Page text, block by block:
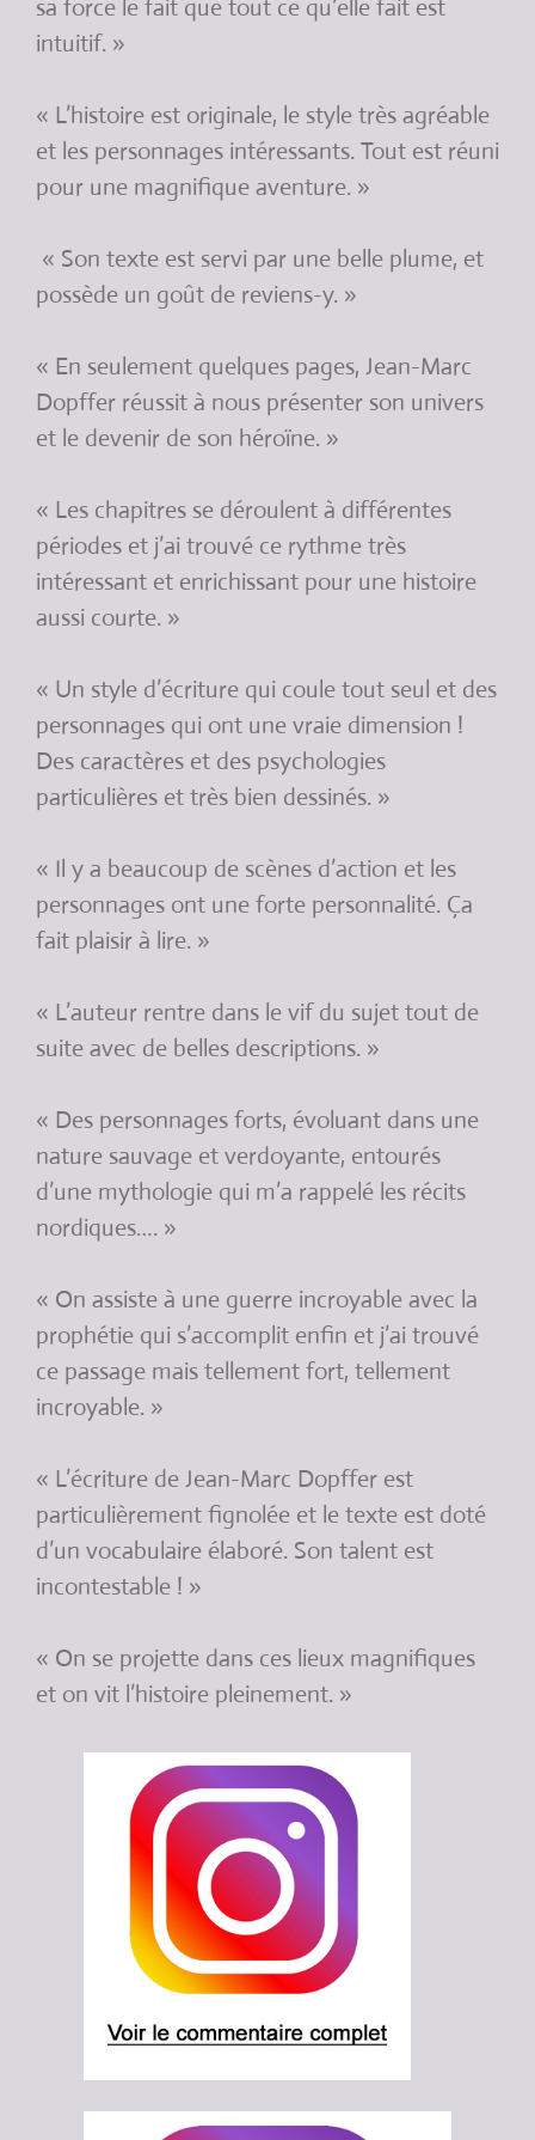
sa force le fait que tout ce qu’elle fait est
intuitif. »
« L’histoire est originale, le style très agréable
et les personnages intéressants. Tout est réuni
pour une magnifique aventure. »
« Son texte est servi par une belle plume, et
possède un goût de reviens-y. »
« En seulement quelques pages, Jean-Marc
Dopffer réussit à nous présenter son univers
et le devenir de son héroïne. »
« Les chapitres se déroulent à différentes
périodes et j’ai trouvé ce rythme très
intéressant et enrichissant pour une histoire
aussi courte. »
« Un style d’écriture qui coule tout seul et des
personnages qui ont une vraie dimension !
Des caractères et des psychologies
particulières et très bien dessinés. »
« Il y a beaucoup de scènes d’action et les
personnages ont une forte personnalité. Ça
fait plaisir à lire. »
« L’auteur rentre dans le vif du sujet tout de
suite avec de belles descriptions. »
« Des personnages forts, évoluant dans une
nature sauvage et verdoyante, entourés
d’une mythologie qui m’a rappelé les récits
nordiques…. »
« On assiste à une guerre incroyable avec la
prophétie qui s’accomplit enfin et j’ai trouvé
ce passage mais tellement fort, tellement
incroyable. »
« L’écriture de Jean-Marc Dopffer est
particulièrement fignolée et le texte est doté
d’un vocabulaire élaboré. Son talent est
incontestable ! »
« On se projette dans ces lieux magnifiques
et on vit l’histoire pleinement. »